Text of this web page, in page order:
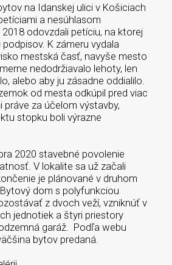
na Idanskej ulici v Košiciach
a nesúhlasom
odovzdali petíciu, na ktorej
K zámeru vydala
mestská časť, navyše mesto
nedodržiavalo lehoty, len
alebo aby ju zásadne oddialilo.
od mesta odkúpil pred viac
práve za účelom výstavby,
stopku boli výrazne
2020 stavebné povolenie
V lokalite sa už začali
je plánované v druhom
dom s polyfunkciou
z dvoch veží, vzniknúť v
jednotiek a štyri priestory
garáž. Podľa webu
bytov predaná.